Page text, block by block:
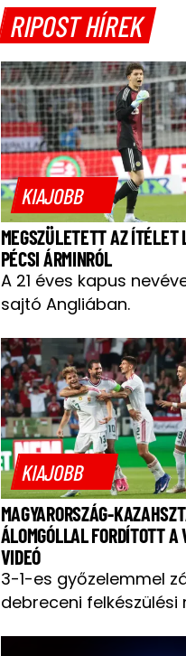
RIPOST HÍREK
KIAJOBB
MEGSZÜLETETT AZ ÍTÉLET
PÉCSI ÁRMINRÓL
A 21 éves kapus
sajtó Angliában.
KIAJOBB
MAGYARORSZÁG-
ÁLOMGÓLLAL FORDÍTOTT A
VIDEÓ
3-1-es győzelemmel
debreceni felkészülési